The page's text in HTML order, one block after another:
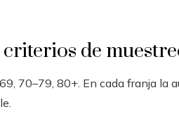
de
70–79, 80+. En cada franja la